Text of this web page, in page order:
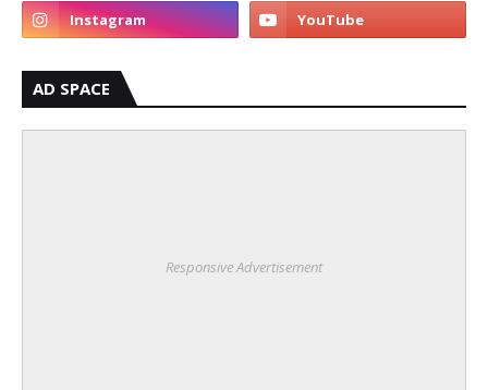
AD SPACE
Responsive Advertisement